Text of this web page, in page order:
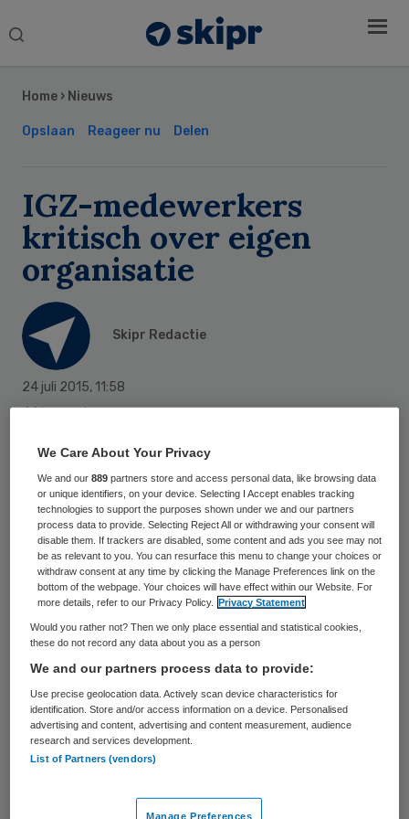
Search
Home › Nieuws
Opslaan Reageer nu Delen
IGZ-medewerkers
kritisch over eigen
organisatie
Skipr Redactie
24 juli 2015, 11:58
44 keer gelezen
Niet-efficiënt en bureaucratisch, dat is het
oordeel dat medewerkers van de Inspectie
voor de Gezondheidszorg (IGZ) over de
eigen organisatie vellen. Dit komt naar
voren uit een interne enquête en een
adviesbrief van ondernemingsraad, die in
handen zijn gekomen van de regionale
kranten van HDC Media.
Uit de peiling blijkt dat maar 5 procent van
de ondervraagde werknemers de werkwijze
binnen de IGZ efficiënt vindt. Ruim 90
bureaucratische trekjes heeft.
Sidebar
We Care About Your Privacy
We and our889 partners store and access personal data, like browsing data
or unique identifiers, on your device. Selecting I Accept enables tracking
technologies to support the purposes shown under we and our partners
process data to provide. Selecting Reject All or withdrawing your consent will
disable them. If trackers are disabled, some content and ads you see may not
be as relevant to you. You can resurface this menu to change your choices or
withdraw consent at any time by clicking the Manage Preferences link on the
bottom of the webpage. Your choices will have effect within our Website. For
more details, refer to our Privacy Policy.
Privacy Statement
Would you rather not? Then we only place essential and statistical cookies,
these do not record any data about you as a person
We and our partners process data to provide:
Use precise geolocation data. Actively scan device characteristics for
identification. Store and/or access information on a device. Personalised
advertising and content, advertising and content measurement, audience
research and services development.
List of Partners (vendors)
Manage Preferences